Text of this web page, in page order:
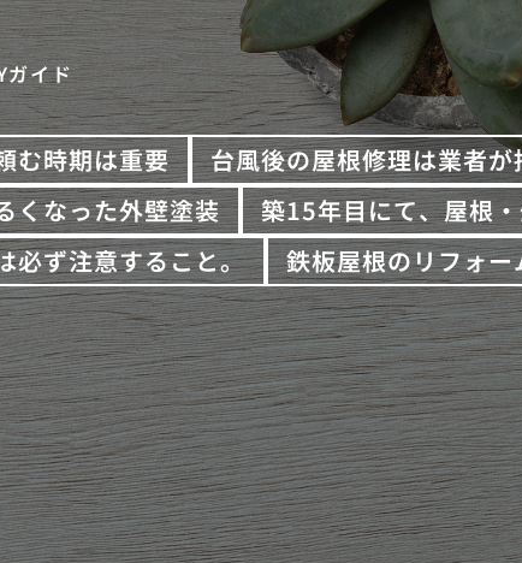
ガイド
む時期は重要 台風後の屋根修理は業者
くなった外壁塗装
築15年目にて、屋根
必ず注意すること。
鉄板屋根のリフォ